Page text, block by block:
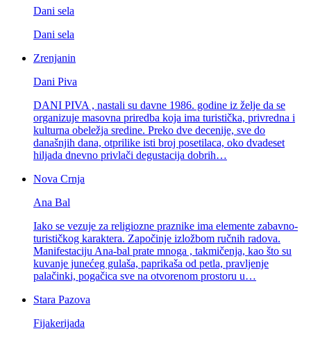
Dani sela
Dani sela
Zrenjanin
Dani Piva
DANI PIVA , nastali su davne 1986. godine iz želje da se
organizuje masovna priredba koja ima turistička, privredna i
kulturna obeležja sredine. Preko dve decenije, sve do
današnjih dana, otprilike isti broj posetilaca, oko dvadeset
hiljada dnevno privlači degustacija dobrih…
Nova Crnja
Ana Bal
Iako se vezuje za religiozne praznike ima elemente zabavno-
turističkog karaktera. Započinje izložbom ručnih radova.
Manifestaciju Ana-bal prate mnoga , takmičenja, kao što su
kuvanje junećeg gulaša, paprikaša od petla, pravljenje
palačinki, pogačica sve na otvorenom prostoru u…
Stara Pazova
Fijakerijada